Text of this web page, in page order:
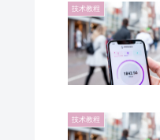
技术教程
技术教程